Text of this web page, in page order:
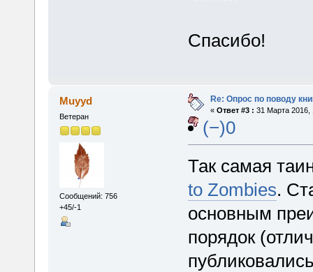
Спасибо!
Muyyd
Ветеран
Сообщений: 756
+45/-1
Re: Опрос по поводу
« Ответ #3 : 31 Марта 2016,
(−)0
Так самая
to Zombies.
основным
порядок